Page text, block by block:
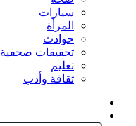
سيارات
المرأة
حوادث
تحقيقات صحفية
تعليم
ثقافة وأدب